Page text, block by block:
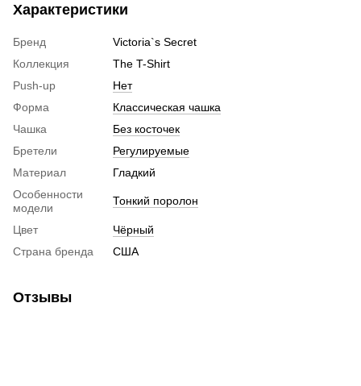
Характеристики
Бренд
Victoria`s Secret
Коллекция
The T-Shirt
Push-up
Нет
Форма
Классическая чашка
Чашка
Без косточек
Бретели
Регулируемые
Материал
Гладкий
Особенности
модели
Тонкий поролон
Цвет
Чёрный
Страна бренда
США
Отзывы